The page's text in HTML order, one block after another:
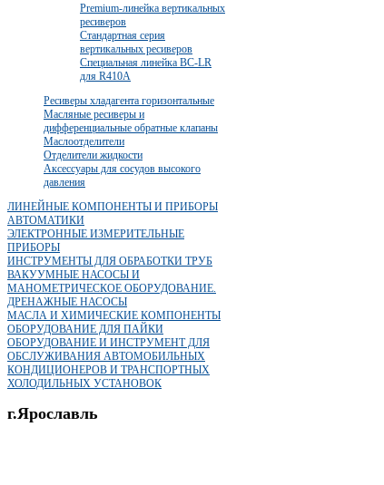
Premium-линейка вертикальных
ресиверов
Стандартная серия
вертикальных ресиверов
Специальная линейка BC-LR
для R410A
Ресиверы хладагента горизонтальные
Масляные ресиверы и
дифференциальные обратные клапаны
Маслоотделители
Отделители жидкости
Аксессуары для сосудов высокого
давления
ЛИНЕЙНЫЕ КОМПОНЕНТЫ И ПРИБОРЫ
АВТОМАТИКИ
ЭЛЕКТРОННЫЕ ИЗМЕРИТЕЛЬНЫЕ
ПРИБОРЫ
ИНСТРУМЕНТЫ ДЛЯ ОБРАБОТКИ ТРУБ
ВАКУУМНЫЕ НАСОСЫ И
МАНОМЕТРИЧЕСКОЕ ОБОРУДОВАНИЕ.
ДРЕНАЖНЫЕ НАСОСЫ
МАСЛА И ХИМИЧЕСКИЕ КОМПОНЕНТЫ
ОБОРУДОВАНИЕ ДЛЯ ПАЙКИ
ОБОРУДОВАНИЕ И ИНСТРУМЕНТ ДЛЯ
ОБСЛУЖИВАНИЯ АВТОМОБИЛЬНЫХ
КОНДИЦИОНЕРОВ И ТРАНСПОРТНЫХ
ХОЛОДИЛЬНЫХ УСТАНОВОК
г.Ярославль